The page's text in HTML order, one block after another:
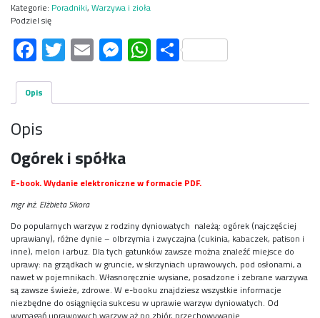
Kategorie: Poradniki, Warzywa i zioła
Podziel się
Facebook
Twitter
EmailMessenger
WhatsApp
Share
Opis
Opis
Ogórek i spółka
E-book. Wydanie elektroniczne w formacie PDF.
mgr inż. Elżbieta Sikora
Do popularnych warzyw z rodziny dyniowatych należą: ogórek (najczęściej
uprawiany), różne dynie – olbrzymia i zwyczajna (cukinia, kabaczek, patison i
inne), melon i arbuz. Dla tych gatunków zawsze można znaleźć miejsce do
uprawy: na grządkach w gruncie, w skrzyniach uprawowych, pod osłonami, a
nawet w pojemnikach. Własnoręcznie wysiane, posadzone i zebrane warzywa
są zawsze świeże, zdrowe. W e-booku znajdziesz wszystkie informacje
niezbędne do osiągnięcia sukcesu w uprawie warzyw dyniowatych. Od